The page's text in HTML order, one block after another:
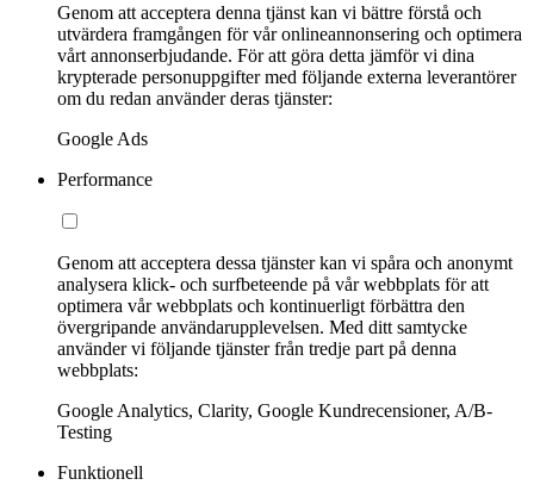
Genom att acceptera denna tjänst kan vi bättre förstå och
utvärdera framgången för vår onlineannonsering och optimera
vårt annonserbjudande. För att göra detta jämför vi dina
krypterade personuppgifter med följande externa leverantörer
om du redan använder deras tjänster:
Google Ads
Performance
Genom att acceptera dessa tjänster kan vi spåra och anonymt
analysera klick- och surfbeteende på vår webbplats för att
optimera vår webbplats och kontinuerligt förbättra den
övergripande användarupplevelsen. Med ditt samtycke
använder vi följande tjänster från tredje part på denna
webbplats:
Google Analytics, Clarity, Google Kundrecensioner, A/B-
Testing
Funktionell